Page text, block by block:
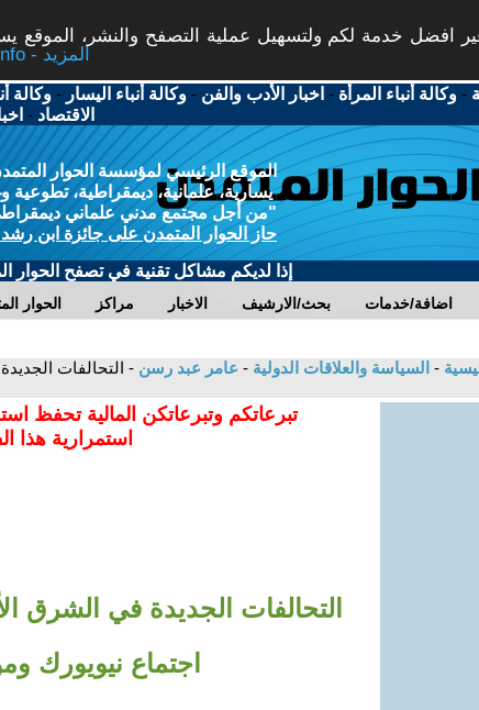
افضل خدمة لكم ولتسهيل عملية التصفح والنشر، الموقع
More info - المزيد
-وكالة أنباء المرأة - اخبار الأدب والفن -وكالة أنباء اليسار -وكالة
الاقتصاد -
الموقع الرئيسي لمؤسسة الحوار
يسارية، علمانية، ديمقراطية، تطوعية
"من أجل مجتمع مدني علماني
حاز الحوار المتمدن على جائزة ابن رشد
إذا لديكم مشاكل تقنية في تصفح الحوار
الحوار مراكز الاخبار بحث/الارشيف اضافة/خدمات
- السياسة والعلاقات الدولية - عامر عبد رسن - التحالفات
تبرعاتكم وتبرعاتكن المالية تحفظ
استمرارية هذا
التحالفات الجديدة في الشرق
اجتماع نيويورك